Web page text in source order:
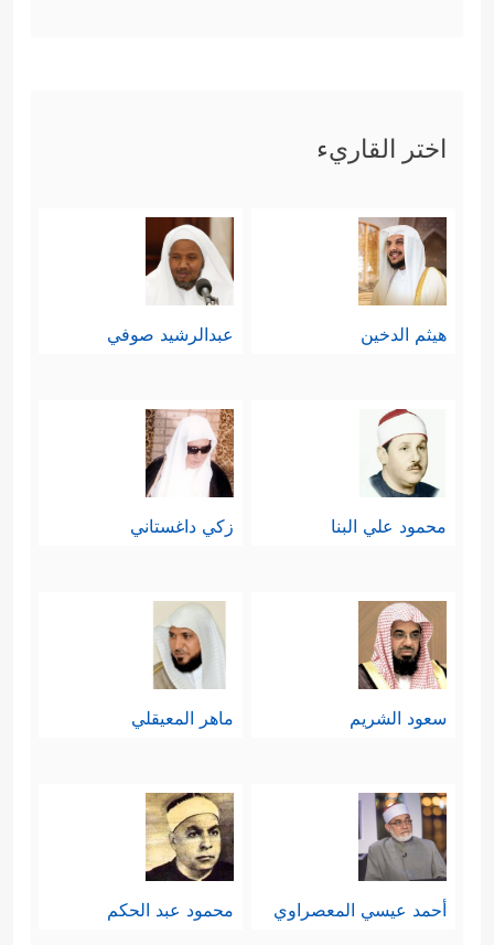
الآيات﴿رَبَّنَاۤ أَخۡرِجۡنَا مِنۡهَا فَإِنۡ عُدۡنَا فَإِنَّا ظَـٰلِمُونَ
﴿١٠٨﴾
إِنَّهُۥ كَانَ فَرِیقࣱ مِّنۡ عِبَادِی یَقُولُونَ رَبَّنَاۤ ءَامَنَّا
فَٱغۡفِرۡ لَنَا وَٱرۡحَمۡنَا وَأَنتَ خَیۡرُ ٱلرَّ ٰ⁠حِمِینَ
فَٱتَّخَذۡتُمُوهُمۡ سِخۡرِیًّا حَتَّىٰۤ أَنسَوۡكُمۡ ذِكۡرِی وَكُنتُم
مِّنۡهُمۡ تَضۡحَكُونَ
إِنِّی جَزَیۡتُهُمُ ٱلۡیَوۡمَ بِمَا
صَبَرُوۤاْ أَنَّهُمۡ هُمُ ٱلۡفَاۤىِٕزُونَ﴾
وحاربتُموهم. تجدُرُ الإشارة هنا إلى أنَّ
أساس الاختبار بين كلِّ الناس إنما كان
الإيمان بالغيب، فلما رأى المكذِّبون
يُمتحنون فيه.
خامسًا: يقرر القرآن أخيرًا تلك الحقيقة
الكبرى التي قامت عليها الحياة:
اختر القاريء
هيثم الدخين عبدالرشيد صوفي
محمود علي البنا زكي داغستاني
سعود الشريم ماهر المعيقلي
أحمد عيسي المعصراوي محمود عبد الحكم